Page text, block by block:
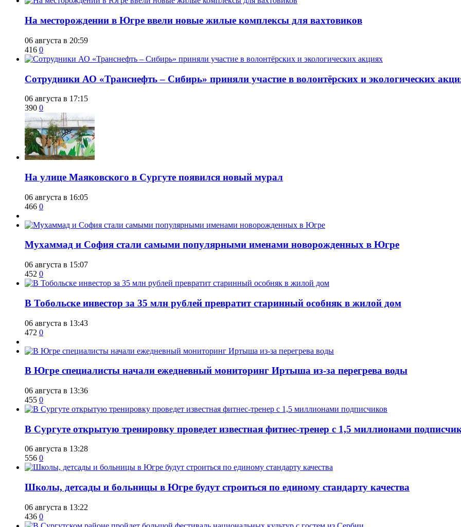
​На месторождении в Югре ввели новые жилые комплексы для вахтовиков
06 августа в 20:59
416 0
Сотрудники АО «Транснефть – Сибирь» приняли участие в волонтёрских и экологических
06 августа в 17:15
390 0
​На улице Маяковского в Сургуте появился новый мурал
06 августа в 16:05
466 0
​Мухаммад и София стали самыми популярными именами новорожденных в Югре
06 августа в 15:07
452 0
В Тобольске инвестор за 35 млн рублей превратит старинный особняк в жилой дом
06 августа в 13:43
472 0
В Югре специалисты начали ежедневный мониторинг Иртыша из-за перегрева воды
06 августа в 13:36
455 0
В Сургуте открытую тренировку проведет известная фитнес-тренер с 1,5 миллионами
06 августа в 13:28
556 0
Школы, детсады и больницы в Югре будут строиться по единому стандарту качества
06 августа в 13:22
436 0